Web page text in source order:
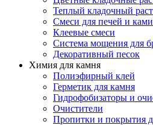
Теплый кладочный
Смеси для печей и
Клеевые смеси
Система мощения для
Декоративный песок
Химия для камня
Полиэфирный клей
Герметик для камня
Гидрофобизаторы и
Очистители
Пропитки и покрытия